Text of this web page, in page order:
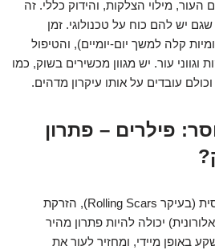
מילוי הצלקות, והידוק כללי. זה
שגם יש להם כוח על טכנולוגי. זמן
קלה למשך יום-יומיים), והטיפול
עור. יש מגוון מכשירים בשוק, כמו
עובדים על אותו עיקרון מדהים.
פילרים – פתרון
לצלקות בודדות ורחבות יחסית (בעיקר Rolling Scars), הזרקת
יכולה להיות פתרון מהיר
באופן מיידי, ומחזיר לעור את